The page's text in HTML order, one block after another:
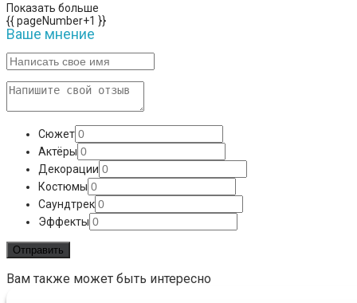
Показать больше
{{ pageNumber+1 }}
Ваше мнение
Сюжет
Актёры
Декорации
Костюмы
Саундтрек
Эффекты
Вам также может быть интересно